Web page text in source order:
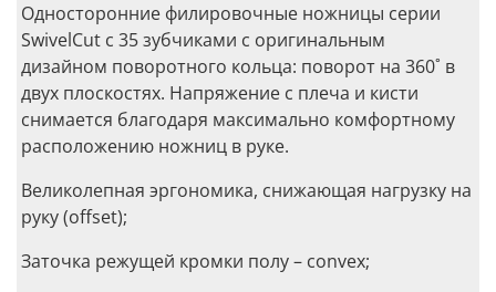
Односторонние филировочные ножницы серии
SwivelCut с 35 зубчиками с оригинальным
дизайном поворотного кольца: поворот на 360˚ в
двух плоскостях. Напряжение с плеча и кисти
снимается благодаря максимально комфортному
расположению ножниц в руке.
Великолепная эргономика, снижающая нагрузку на
руку (offset);
Заточка режущей кромки полу – convex;